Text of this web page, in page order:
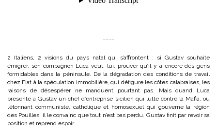
2 Italiens, 2 visions du pays natal qui s’affrontent : si Gustav souhaite
émigrer, son compagnon Luca veut, lui, prouver qu’il y a encore des gens
formidables dans la péninsule. De la dégradation des conditions de travail
chez Fiat à la spéculation immobilière, qui défigure les côtes calabraises, les
raisons de désespérer ne manquent pourtant pas. Mais quand Luca
présente à Gustav un chef d’entreprise sicilien qui lutte contre la Mafia, ou
l’étonnant communiste, catholique et homosexuel qui gouverne la région
des Pouilles, il le convainc que tout n’est pas perdu. Gustav finit par revoir sa
position et reprend espoir.